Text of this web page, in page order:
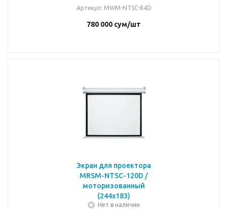
Артикул: MWM-NTSC-84D
780 000 сум/шт
Экран для проектора
MRSM-NTSC-120D /
моторизованный
(244х183)
Нет в наличии